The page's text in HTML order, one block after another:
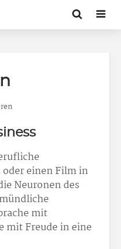
einen Film in
Neuronen des
mit
mit Freude in eine